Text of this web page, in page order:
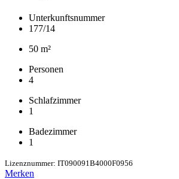
Unterkunftsnummer
177/14
50 m²
Personen
4
Schlafzimmer
1
Badezimmer
1
Lizenznummer: IT090091B4000F0956
Merken